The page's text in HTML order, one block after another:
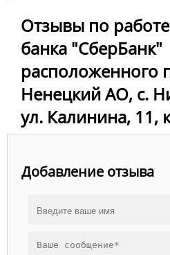
Отзывы по
банка "СберБанк"
расположенного
Ненецкий АО, с.
ул. Калинина, 11,
Добавление отзыва